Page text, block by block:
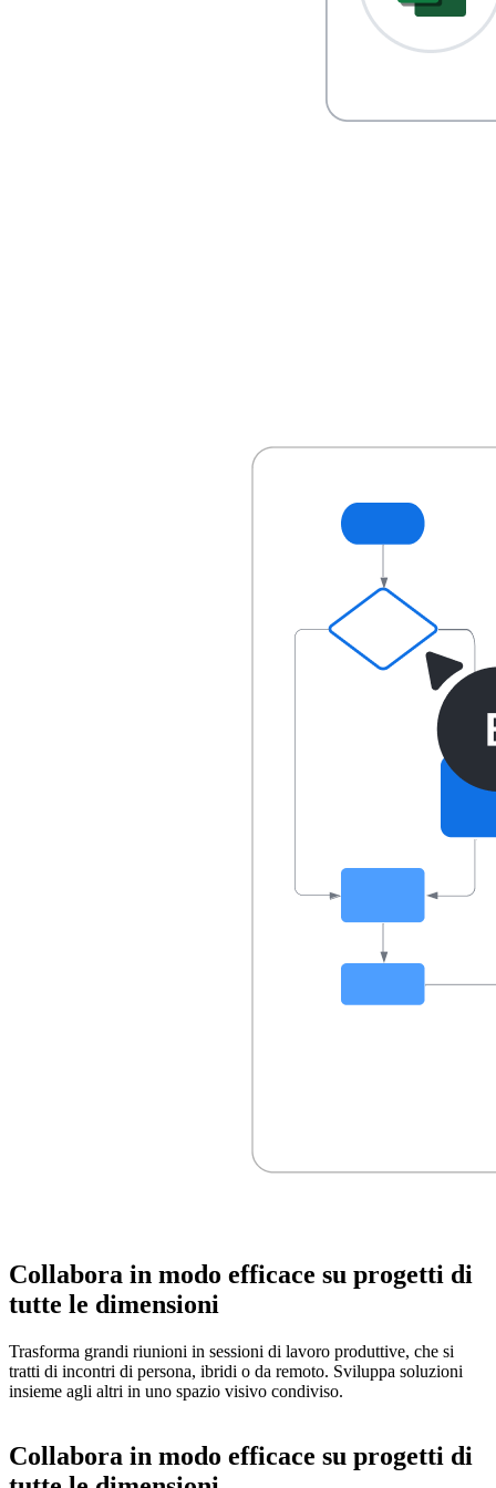
Collabora in modo efficace su progetti di
tutte le dimensioni
Trasforma grandi riunioni in sessioni di lavoro produttive, che si
tratti di incontri di persona, ibridi o da remoto. Sviluppa soluzioni
insieme agli altri in uno spazio visivo condiviso.
Collabora in modo efficace su progetti di